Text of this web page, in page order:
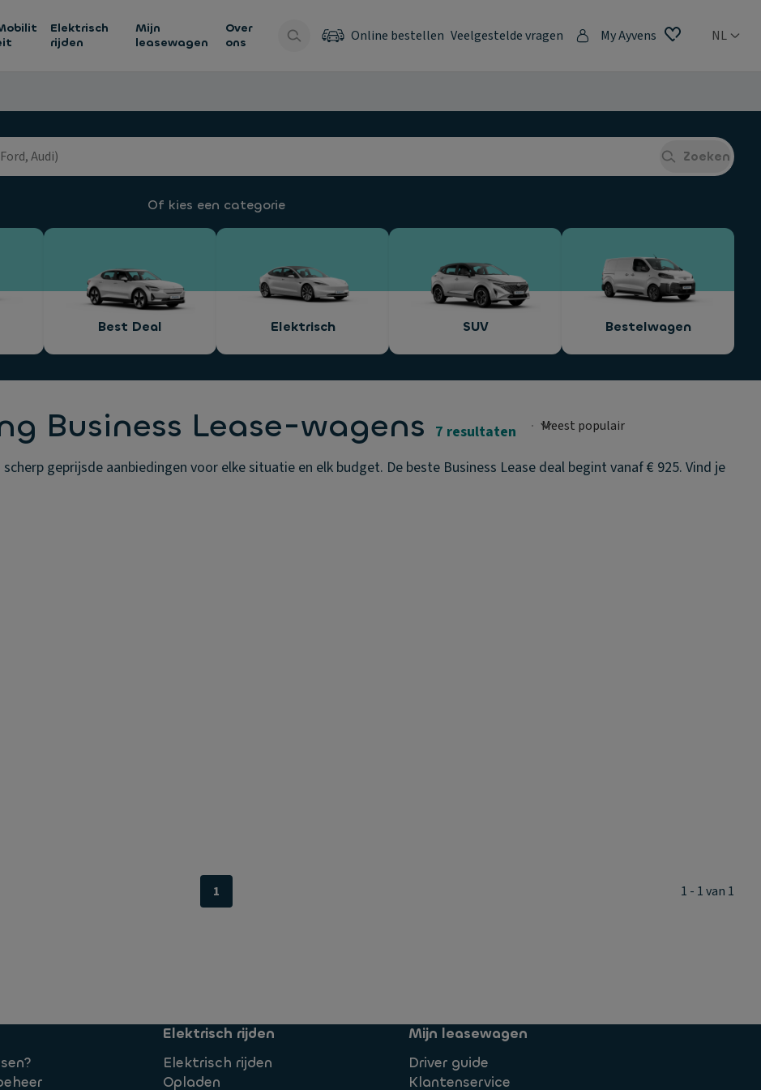
Elektrisch
rijden
Mijn
leasewagen
Over
ons
Online bestellen Veelgestelde vragen My Ayvens NL
Zoeken
Of kies een categorie
Best Deal Elektrisch SUV Bestelwagen
Business Lease-wagens 7 resultaten
scherp geprijsde aanbiedingen voor elke situatie en elk budget. De beste Business Lease deal begint vanaf € 925. Vind je
1 1 - 1 van 1
Elektrisch rijden
Elektrisch rijden
Opladen
Mijn leasewagen
Driver guide
Klantenservice